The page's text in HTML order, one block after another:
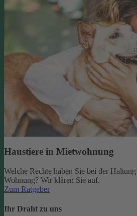
Haustiere in Mietwohnung
Welche Rechte haben Sie bei der
Wohnung? Wir klären Sie auf.
Zum Ratgeber
Ihr Draht zu uns